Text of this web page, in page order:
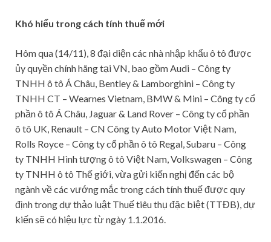
Khó hiểu trong cách tính thuế mới
Hôm qua (14/11), 8 đại diện các nhà nhập khẩu ô tô được
ủy quyền chính hãng tại VN, bao gồm Audi – Công ty
TNHH ô tô Á Châu, Bentley & Lamborghini – Công ty
TNHH CT – Wearnes Vietnam, BMW & Mini – Công ty cổ
phần ô tô Á Châu, Jaguar & Land Rover – Công ty cổ phần
ô tô UK, Renault – CN Công ty Auto Motor Việt Nam,
Rolls Royce – Công ty cổ phần ô tô Regal, Subaru – Công
ty TNHH Hình tượng ô tô Việt Nam, Volkswagen – Công
ty TNHH ô tô Thế giới, vừa gửi kiến nghị đến các bộ
ngành về các vướng mắc trong cách tính thuế được quy
định trong dự thảo luật Thuế tiêu thụ đặc biệt (TTĐB), dự
kiến sẽ có hiệu lực từ ngày 1.1.2016.